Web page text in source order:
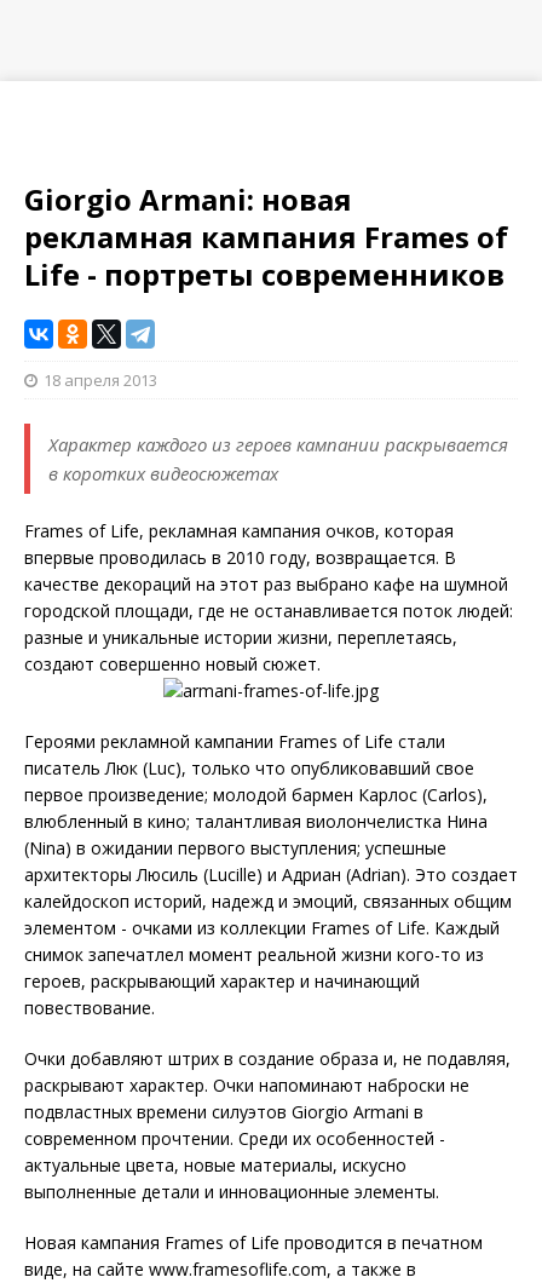
Giorgio Armani: новая
рекламная кампания Frames of
Life - портреты современников
18 апреля 2013
Характер каждого из героев кампании раскрывается
в коротких видеосюжетах
Frames of Life, рекламная кампания очков, которая
впервые проводилась в 2010 году, возвращается. В
качестве декораций на этот раз выбрано кафе на шумной
городской площади, где не останавливается поток людей:
разные и уникальные истории жизни, переплетаясь,
создают совершенно новый сюжет.
Героями рекламной кампании Frames of Life стали
писатель Люк (Luc), только что опубликовавший свое
первое произведение; молодой бармен Карлос (Carlos),
влюбленный в кино; талантливая виолончелистка Нина
(Nina) в ожидании первого выступления; успешные
архитекторы Люсиль (Lucille) и Адриан (Adrian). Это создает
калейдоскоп историй, надежд и эмоций, связанных общим
элементом - очками из коллекции Frames of Life. Каждый
снимок запечатлел момент реальной жизни кого-то из
героев, раскрывающий характер и начинающий
повествование.
Очки добавляют штрих в создание образа и, не подавляя,
раскрывают характер. Очки напоминают наброски не
подвластных времени силуэтов Giorgio Armani в
современном прочтении. Среди их особенностей -
актуальные цвета, новые материалы, искусно
выполненные детали и инновационные элементы.
Новая кампания Frames of Life проводится в печатном
виде, на сайте www.framesoflife.com, а также в